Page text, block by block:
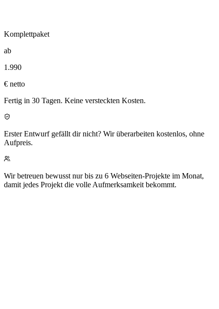
Komplettpaket
ab
1.990
€ netto
Fertig in 30 Tagen. Keine versteckten Kosten.
Erster Entwurf gefällt dir nicht? Wir überarbeiten kostenlos, ohne
Aufpreis.
Wir betreuen bewusst nur bis zu 6 Webseiten-Projekte im Monat,
damit jedes Projekt die volle Aufmerksamkeit bekommt.